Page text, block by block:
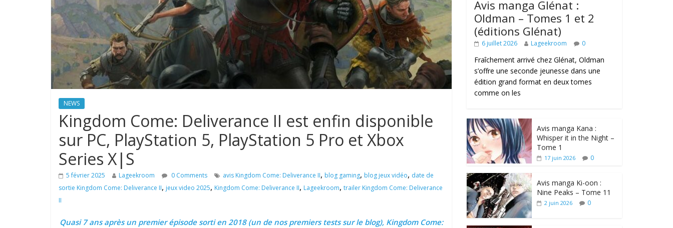
NEWS
Kingdom Come: Deliverance II est enfin disponible
sur PC, PlayStation 5, PlayStation 5 Pro et Xbox
Series X|S
5 février 2025 Lageekroom 0 Comments avis Kingdom Come: Deliverance II, blog gaming, blog jeux vidéo, date de
sortie Kingdom Come: Deliverance II, jeux video 2025, Kingdom Come: Deliverance II, Lageekroom, trailer Kingdom Come: Deliverance
II
Quasi 7 ans après un premier épisode sorti en 2018 (un de nos premiers tests sur le blog), Kingdom Come:
Avis manga Glénat :
Oldman – Tomes 1 et 2
(éditions Glénat)
6 juillet 2026 Lageekroom 0
Fraîchement arrivé chez Glénat, Oldman
s’offre une seconde jeunesse dans une
édition grand format en deux tomes
comme on les
Avis manga Kana :
Whisper it in the Night –
Tome 1
17 juin 2026 0
Avis manga Ki-oon :
Nine Peaks – Tome 11
2 juin 2026 0